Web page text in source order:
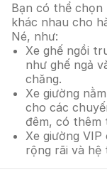
Bạn có thể chọn
khác nhau cho
Né, như:
Xe ghế ngồi
như ghế ngả
chăng.
Xe giường
cho các
đêm, có thêm
Xe giường
rộng rãi và hệ